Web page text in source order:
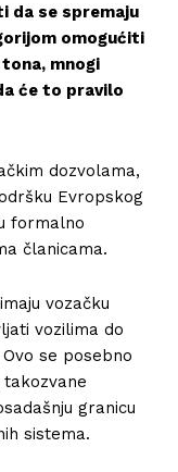
da se spremaju
omogućiti
mnogi
će to pravilo
dozvolama,
Evropskog
formalno
članicama.
vozačku
vozilima do
se posebno
granicu
sistema.